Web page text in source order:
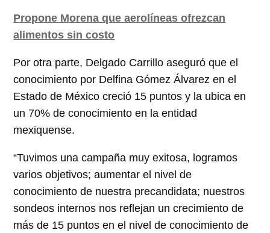
Propone Morena que aerolíneas ofrezcan
alimentos sin costo
Por otra parte, Delgado Carrillo aseguró que el
conocimiento por Delfina Gómez Álvarez en el
Estado de México creció 15 puntos y la ubica en
un 70% de conocimiento en la entidad
mexiquense.
“Tuvimos una campaña muy exitosa, logramos
varios objetivos; aumentar el nivel de
conocimiento de nuestra precandidata; nuestros
sondeos internos nos reflejan un crecimiento de
más de 15 puntos en el nivel de conocimiento de